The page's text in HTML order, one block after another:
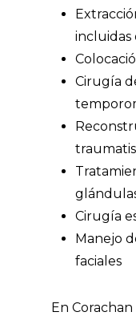
incluidas
Cirugía
Cirugía
Manejo
faciales
En